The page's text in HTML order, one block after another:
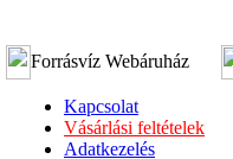
Forrásvíz Webáruház
Kapcsolat
Vásárlási feltételek
Adatkezelés